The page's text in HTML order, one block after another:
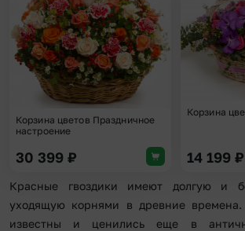
Добавить в
Корзина цветов Праздничное
настроение
30 399 ₽
Корзина
14 199 ₽
Красные гвоздики имеют долгую и
уходящую корнями в древние
известны и ценились еще в